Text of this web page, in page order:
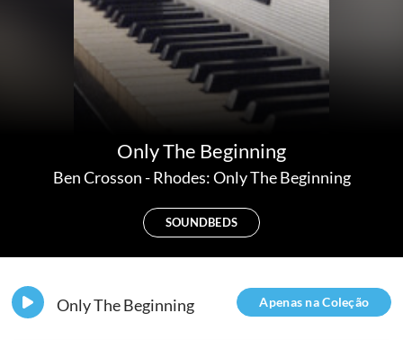
Only The Beginning
Ben Crosson-Rhodes: Only The Beginning
SOUNDBEDS
Apenas na Coleção
Only The Beginning